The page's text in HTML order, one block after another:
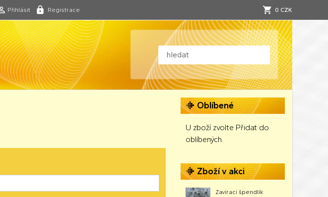
Přihlásit Registrace 0 CZK
Oblíbené
U zboží zvolte Přidat do
oblíbených.
Zboží v akci
Zavírací špendlík